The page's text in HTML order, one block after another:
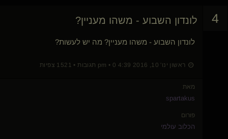
4 לונדון השבוע - משהו מעניין?
לונדון השבוע - משהו מעניין? מה יש לעשות?
ראשון ינו' 10, 2016 4:39 pm • 0 תגובות • 1521 צפיות
מאת
spartakus
פורום
הכלוב עולמי